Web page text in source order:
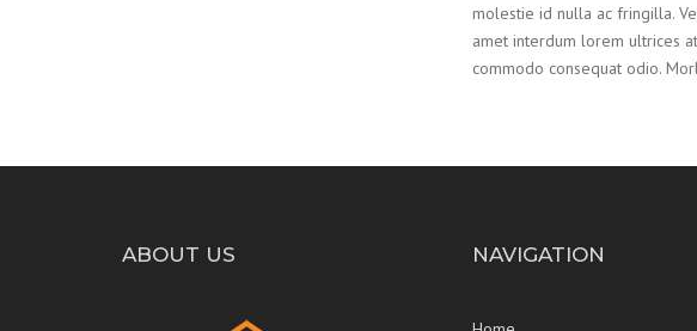
molestie id nulla ac fringilla.
amet interdum lorem ultrices
commodo consequat odio.
ABOUT US NAVIGATION